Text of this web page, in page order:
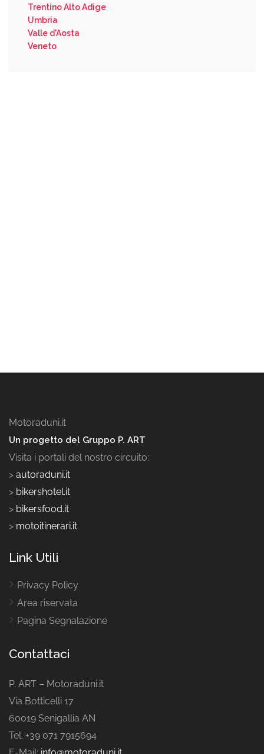
Trentino Alto Adige
Umbria
Valle d'Aosta
Veneto
Motoraduni.it
Un progetto del Gruppo P. ART
Visita i portali del nostro circuito:
> autoraduni.it
> bikershotel.it
> bikersfood.it
> motoitinerari.it
Link Utili
Privacy Policy
Area riservata
Pagina Segnalazione
Contattaci
P. ART – Motoraduni.it
Via Botticelli 17
60019 Senigallia AN
Tel. +39 071 7915694